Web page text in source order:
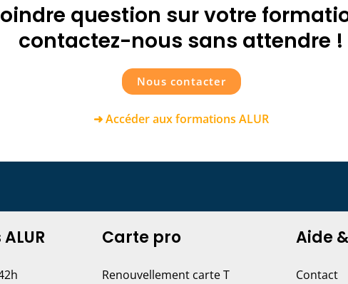
question sur votre
contactez-nous sans attendre !
Nous contacter
➜ Accéder aux formations ALUR
Carte pro
Renouvellement carte T
Aide
Contact